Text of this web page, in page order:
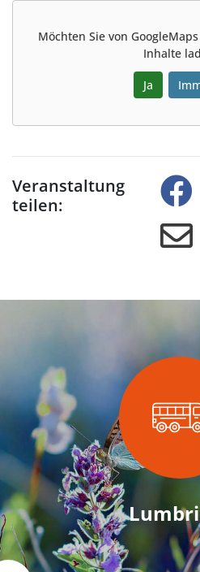
Möchten Sie von GoogleMaps
Inhalte
Ja
Veranstaltung
teilen: